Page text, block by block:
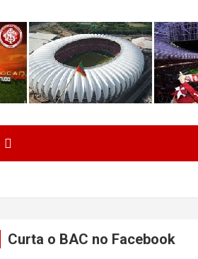
Curta o BAC no Facebook